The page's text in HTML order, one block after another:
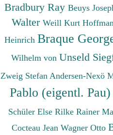
Bradbury Ray Beuys
Walter Weill Kurt
Heinrich Braque
Wilhelm von Unseld
Zweig Stefan Andersen-Nexö
Pablo (eigentl. Pau)
Schüler Else Rilke Rainer
Cocteau Jean Wagner Otto